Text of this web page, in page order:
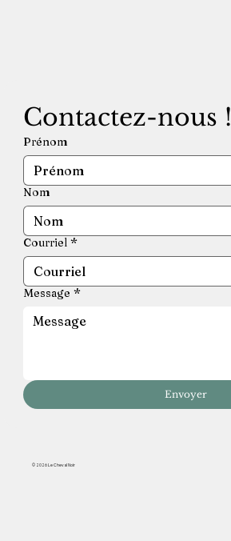
Contactez-nous !
Prénom
Nom
Courriel *
Message *
Envoyer
© 2026 Le Cheval Noir